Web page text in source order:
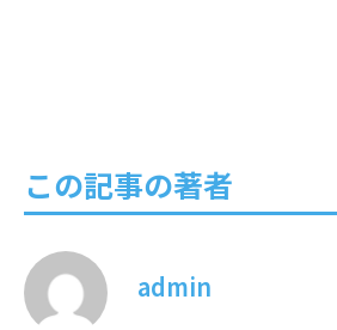
この記事の著者
admin